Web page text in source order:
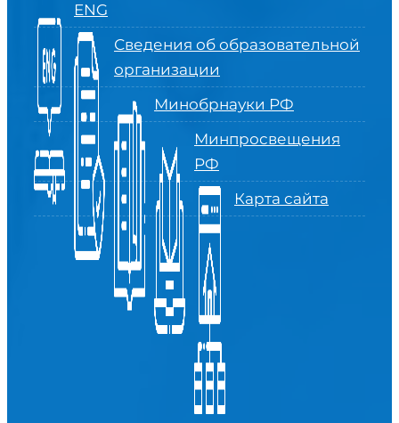
ENG
Сведения об образовательной
организации
Минобрнауки РФ
Минпросвещения
РФ
Карта сайта